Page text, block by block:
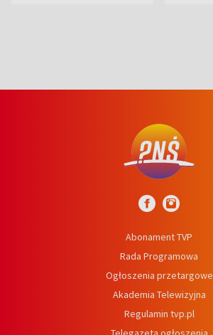
Abonament TVP
Rada Programowa
Ogłoszenia przetargowe
Akademia Telewizyjna
Regulamin tvp.pl